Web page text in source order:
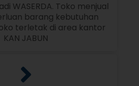
WASERDA. Toko menjual
barang kebutuhan
terletak di area kantor
KAN JABUN